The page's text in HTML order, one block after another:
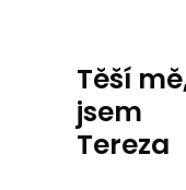
Těší
jsem
Tereza